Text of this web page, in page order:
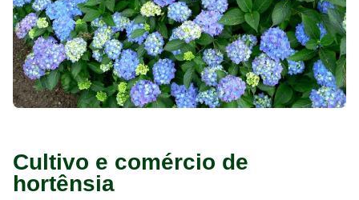
Cultivo e comércio de
hortênsia